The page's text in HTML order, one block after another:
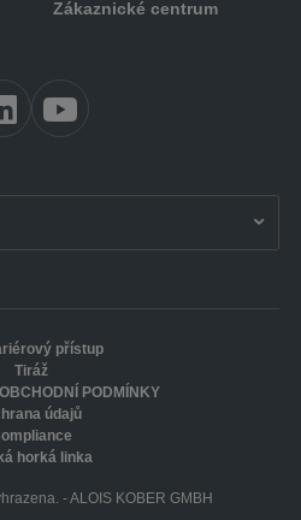
Zákaznické centrum
- ALOIS KOBER GMBH
přístup
Tiráž
PODMÍNKY
údajů
horká linka